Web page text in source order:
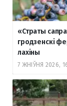
«Страты
гродзенскі
лахіны
7 ЖНІЎНЯ 2026,